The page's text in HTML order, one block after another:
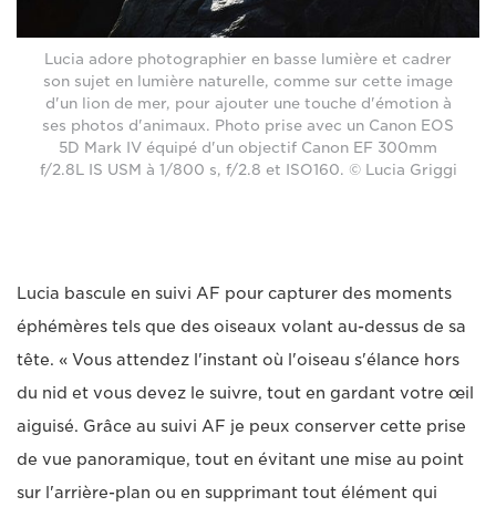
Lucia adore photographier en basse lumière et cadrer
son sujet en lumière naturelle, comme sur cette image
d'un lion de mer, pour ajouter une touche d'émotion à
ses photos d'animaux. Photo prise avec un Canon EOS
5D Mark IV équipé d'un objectif Canon EF 300mm
f/2.8L IS USM à 1/800 s, f/2.8 et ISO160. © Lucia Griggi
Lucia bascule en suivi AF pour capturer des moments
éphémères tels que des oiseaux volant au-dessus de sa
tête. « Vous attendez l'instant où l'oiseau s'élance hors
du nid et vous devez le suivre, tout en gardant votre œil
aiguisé. Grâce au suivi AF je peux conserver cette prise
de vue panoramique, tout en évitant une mise au point
sur l'arrière-plan ou en supprimant tout élément qui